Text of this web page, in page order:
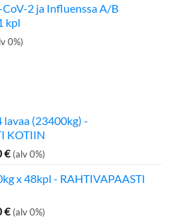
CoV-2 ja Influenssa A/B
kpl
0%)
(23400kg) -
KOTIIN
€Nykyinen
on:
(alv 0%)
x 48kpl - RAHTIVAPAASTI
€Nykyinen
(alv 0%)